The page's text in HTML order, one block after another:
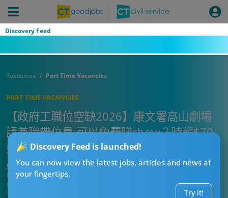
Discovery Feed
Discovery Feed is launched!
You can now view the latest jobs, articles and news at
your fingertips.
Try it!
Resources Part Time Vacancies
PART TIME VACANCIES
【政府工職位空缺2026】康文署高山劇場
請兼職帶位員 可以免費睇show？時薪$70
好吸引！
CTgoodjobs’ Editor
Published:2026-07-10 13:45
Updated: